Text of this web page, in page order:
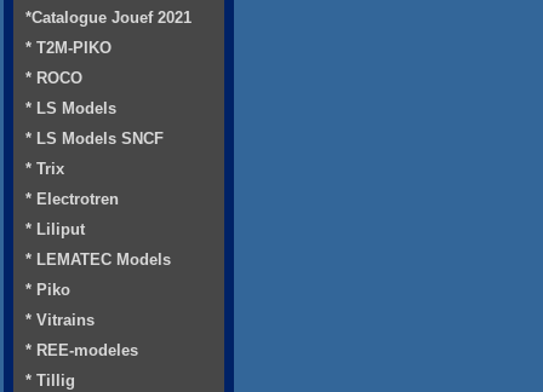
*Catalogue Jouef 2021
* T2M-PIKO
* ROCO
* LS Models
* LS Models SNCF
* Trix
* Electrotren
* Liliput
* LEMATEC Models
* Piko
* Vitrains
* REE-modeles
* Tillig